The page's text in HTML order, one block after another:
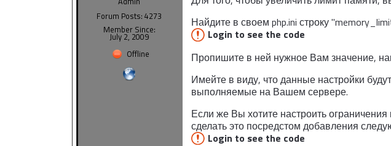
Forum Posts: 4273
Member Since:
July 2, 2009
Offline
Найдите в своем php.ini строку
Login to see the code
Пропишите в ней нужное Вам значение,
Имейте в виду, что данные настройки
выполняемые на Вашем сервере.
Если же Вы хотите настроить ограничения
сделать это посредстом добавления
Login to see the code